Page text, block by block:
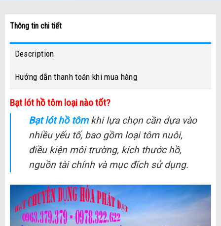
Thông tin chi tiết
Description
Hướng dẫn thanh toán khi mua hàng
Bạt lót hồ tôm loại nào tốt?
Bạt lót hồ tômkhi lựa chọn cần dựa vào
nhiều yếu tố, bao gồm loại tôm nuôi,
điều kiện môi trường, kích thước hồ,
nguồn tài chính và mục đích sử dụng.